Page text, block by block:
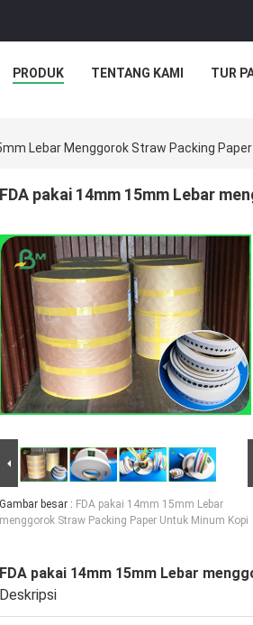
PRODUK TENTANG KAMI TUR
Lebar Menggorok Straw Packing
FDA pakai 14mm 15mm Lebar
Gambar besar : FDA pakai 14mm 15mm Lebar
menggorok Straw Packing Paper Untuk Minum Kopi
FDA pakai 14mm 15mm Lebar
Deskripsi